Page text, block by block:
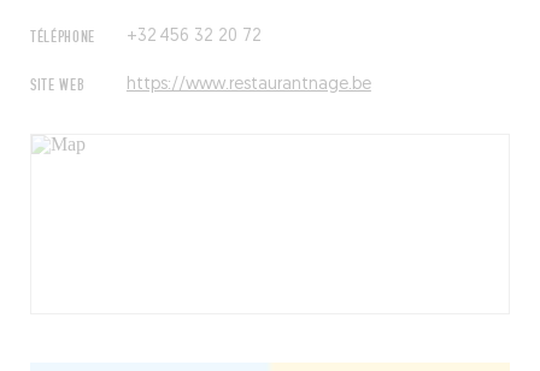
TÉLÉPHONE +32 456 32 20 72
SITE WEB https://www.restaurantnage.be